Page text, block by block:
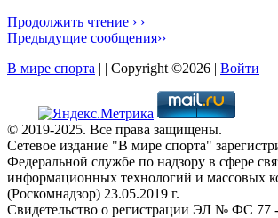
Продолжить чтение › ›
Предыдущие сообщения››
В мире спорта | | Copyright ©2026 | Войти
© 2019-2025. Все права защищены.
Сетевое издание "В мире спорта"
Федеральной службе по надзору в сфере
информационных технологий и массовых
(Роскомнадзор) 23.05.2019 г.
Свидетельство о регистрации ЭЛ № ФС 77